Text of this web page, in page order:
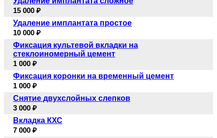
15 000 ₽
Удаление имплантата простое
10 000 ₽
Фиксация культевой вкладки на
стеклоиномерный цемент
1 000 ₽
Фиксация коронки на временный цемент
1 000 ₽
Снятие двухслойных слепков
3 000 ₽
Вкладка КХС
7 000 ₽